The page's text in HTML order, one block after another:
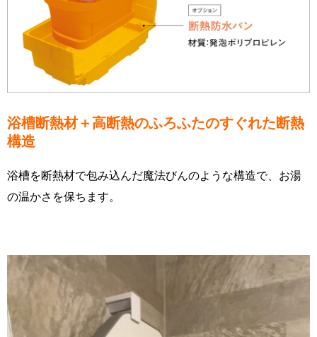
浴槽断熱材＋高断熱のふろふたのすぐれた断熱
構造
浴槽を断熱材で包み込んだ魔法びんのような構造で、お湯
の温かさを保ちます。